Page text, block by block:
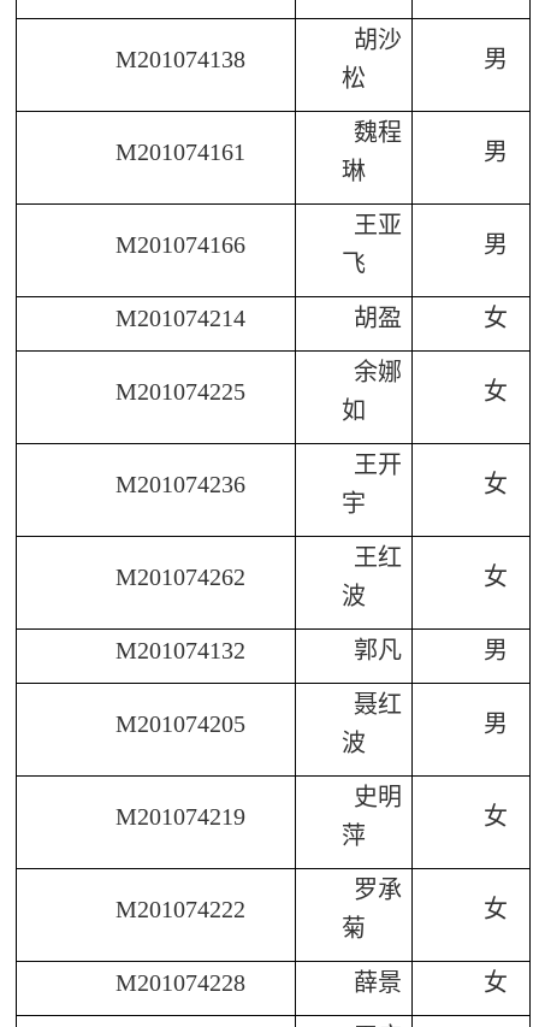
M201074138
胡沙
松
男
M201074161
魏程
琳
男
M201074166
王亚
飞
男
M201074214 胡盈 女
M201074225
余娜
如
女
M201074236
王开
宇
女
M201074262
王红
波
女
M201074132 郭凡 男
M201074205
聂红
波
男
M201074219
史明
萍
女
M201074222
罗承
菊
女
M201074228 薛景 女